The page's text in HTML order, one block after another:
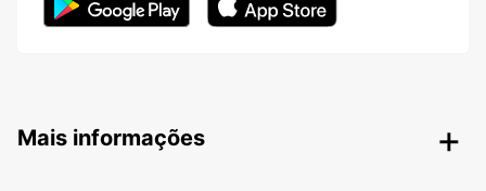
Mais informações